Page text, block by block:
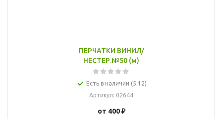
ПЕРЧАТКИ ВИНИЛ/
НЕСТЕР.№50 (м)
Есть в наличии (5.12)
Артикул: 02644
от 400 ₽